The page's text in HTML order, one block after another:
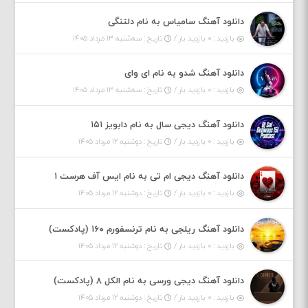
دانلود آهنگ سامیاس به نام دلتنگی
بازدید : ۰ بازدید بار / تاریخ : سه‌شنبه ۱۳ مرداد ۱۴۰۵
دانلود آهنگ شدو به نام ای وای
بازدید : ۰ بازدید بار / تاریخ : سه‌شنبه ۱۳ مرداد ۱۴۰۵
دانلود آهنگ دیجی سال به نام دابویز ۱۵۱
بازدید : ۰ بازدید بار / تاریخ : دوشنبه ۱۲ مرداد ۱۴۰۵
دانلود آهنگ دیجی ام تی به نام ایس آف هرست ۱
بازدید : ۰ بازدید بار / تاریخ : دوشنبه ۱۲ مرداد ۱۴۰۵
دانلود آهنگ ریلجی به نام ترنسفورم ۱۶۰ (پادکست)
بازدید : ۰ بازدید بار / تاریخ : دوشنبه ۱۲ مرداد ۱۴۰۵
دانلود آهنگ دیجی ورسی به نام الکل ۸ (پادکست)
بازدید : ۰ بازدید بار / تاریخ : دوشنبه ۱۲ مرداد ۱۴۰۵